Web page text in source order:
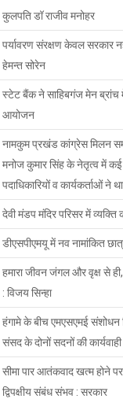
कुलपति डॉ राजीव मनोहर
पर्यावरण संरक्षण केवल सरकार
हेमन्त सोरेन
स्टेट बैंक ने साहिबगंज मेन ब्रांच
आयोजन
नामकुम प्रखंड कांग्रेस मिलन
मनोज कुमार सिंह के नेतृत्व में
पदाधिकारियों व कार्यकर्ताओं ने
देवी मंडप मंदिर परिसर में व्यक्ति
डीएसपीएमयू में नव नामांकित
हमारा जीवन जंगल और वृक्ष से
: विजय सिन्हा
हंगामे के बीच एमएसएमई संशोधन
संसद के दोनों सदनों की
सीमा पार आतंकवाद खत्म होने पर
द्विपक्षीय संबंध संभव : सरकार